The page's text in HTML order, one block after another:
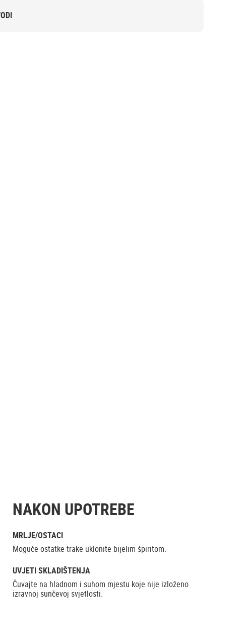
NAKON UPOTREBE
MRLJE/OSTACI
Moguće ostatke trake uklonite bijelim špiritom.
UVJETI SKLADIŠTENJA
Čuvajte na hladnom i suhom mjestu koje nije izloženo
izravnoj sunčevoj svjetlosti.